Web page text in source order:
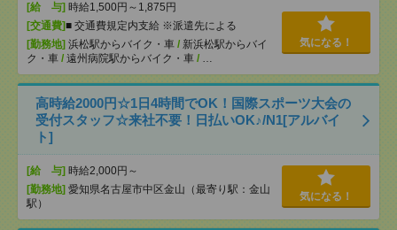
[給 与] 時給1,500円～1,875円
[交通費]■ 交通費規定内支給 ※派遣先による
[勤務地] 浜松駅からバイク・車 / 新浜松駅からバイ
ク・車 / 遠州病院駅からバイク・車 / …
気になる！
高時給2000円☆1日4時間でOK！国際スポーツ大会の
受付スタッフ☆来社不要！日払いOK♪/N1[アルバイ
ト]
[給 与] 時給2,000円～
[勤務地] 愛知県名古屋市中区金山（最寄り駅：金山
駅）
気になる！